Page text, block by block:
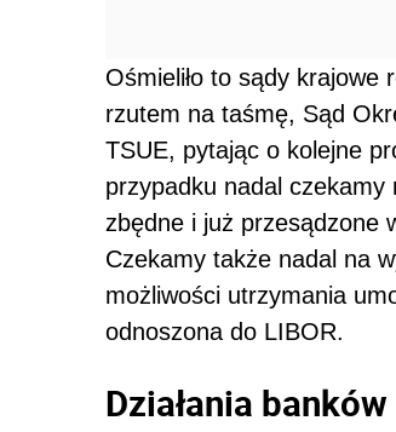
Ośmieliło to sądy
rzutem na taśmę, Sąd
TSUE, pytając o kolejne
przypadku nadal
zbędne i już przesądzone
Czekamy także nadal na
możliwości utrzymania
odnoszona do LIBOR.
Działania banków